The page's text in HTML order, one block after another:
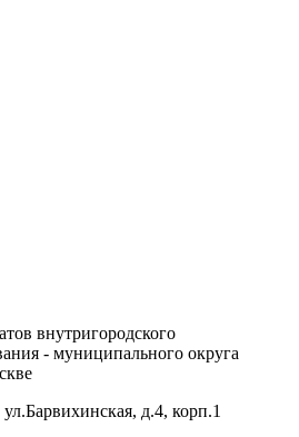
внутригородского
- муниципального округа
д.4, корп.1